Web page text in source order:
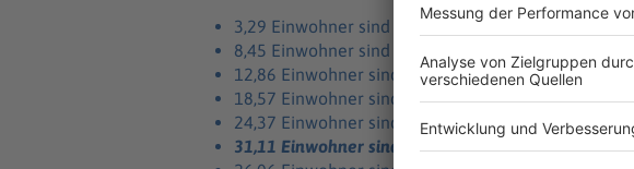
3,29 Einwohner sind zwischen 12 und 17 Jahren
8,45 Einwohner sind zwischen 18 und 29 Jahren
12,86 Einwohner sind zwischen 30 und 39 Jahren
18,57 Einwohner sind zwischen 40 und 49 Jahren
24,37 Einwohner sind zwischen 50 und 59 Jahren
31,11 Einwohner sind zwischen 60 bis 69 Jahren